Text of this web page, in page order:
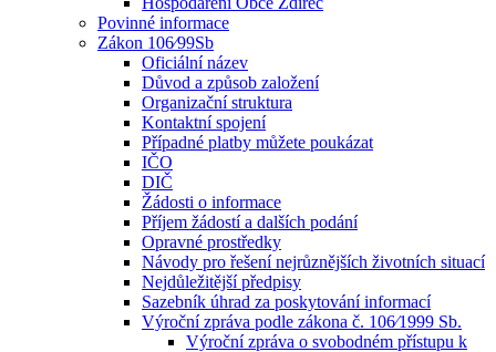
Povinné informace
Zákon 106⁄99Sb
Oficiální název
Důvod a způsob založení
Organizační struktura
Kontaktní spojení
Případné platby můžete poukázat
IČO
DIČ
Žádosti o informace
Příjem žádostí a dalších podání
Opravné prostředky
Návody pro řešení nejrůznějších životních situací
Nejdůležitější předpisy
Sazebník úhrad za poskytování informací
Výroční zpráva podle zákona č. 106⁄1999 Sb.
Výroční zpráva o svobodném přístupu k